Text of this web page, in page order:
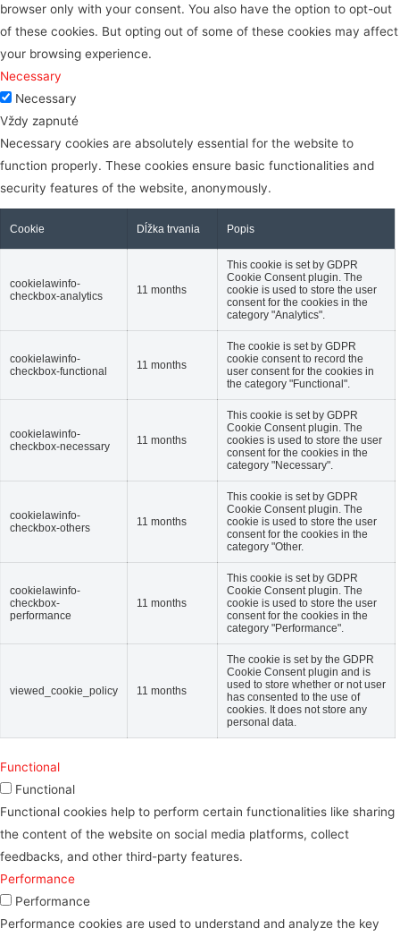
browser only with your consent. You also have the option to opt-out
of these cookies. But opting out of some of these cookies may affect
your browsing experience.
Necessary
Necessary
Vždy zapnuté
Necessary cookies are absolutely essential for the website to
function properly. These cookies ensure basic functionalities and
security features of the website, anonymously.
Cookie Dĺžka trvania Popis
cookielawinfo-
checkbox-analytics
11 months
This cookie is set by GDPR
Cookie Consent plugin. The
cookie is used to store the user
consent for the cookies in the
category "Analytics".
cookielawinfo-
checkbox-functional
11 months
The cookie is set by GDPR
cookie consent to record the
user consent for the cookies in
the category "Functional".
cookielawinfo-
checkbox-necessary
11 months
This cookie is set by GDPR
Cookie Consent plugin. The
cookies is used to store the user
consent for the cookies in the
category "Necessary".
cookielawinfo-
checkbox-others
11 months
This cookie is set by GDPR
Cookie Consent plugin. The
cookie is used to store the user
consent for the cookies in the
category "Other.
cookielawinfo-
checkbox-
performance
11 months
This cookie is set by GDPR
Cookie Consent plugin. The
cookie is used to store the user
consent for the cookies in the
category "Performance".
viewed_cookie_policy 11 months
The cookie is set by the GDPR
Cookie Consent plugin and is
used to store whether or not user
has consented to the use of
cookies. It does not store any
personal data.
Functional
Functional
Functional cookies help to perform certain functionalities like sharing
the content of the website on social media platforms, collect
feedbacks, and other third-party features.
Performance
Performance
Performance cookies are used to understand and analyze the key